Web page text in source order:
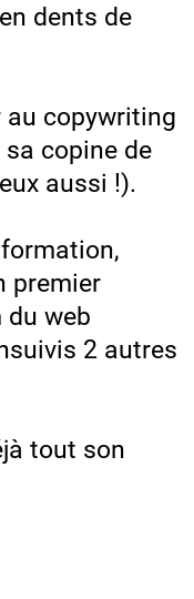
dents de
au copywriting
copine de
aussi !).
premier
web
2 autres
tout son